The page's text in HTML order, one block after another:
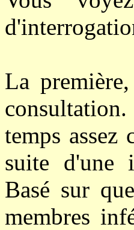
La
temps
suite d'une
Basé sur
membres